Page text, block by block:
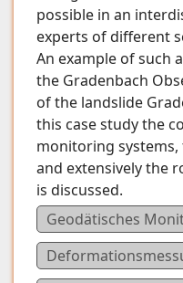
possible in an
experts of different
An example of such
the Gradenbach
of the landslide
this case study the
monitoring systems,
and extensively the
is discussed.
Geodätisches